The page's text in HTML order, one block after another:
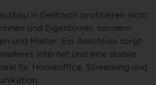
in Delitzsch profitieren nicht
und Eigentümer, sondern
und Mieter: Ein Anschluss sorgt
Internet und eine stabile
für Homeoffice, Streaming und